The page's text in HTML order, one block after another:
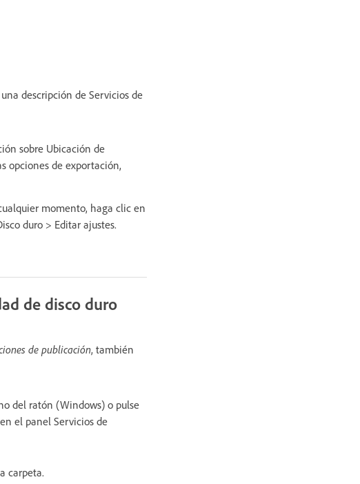
descripción de Servicios de
sobre Ubicación de
opciones de exportación,
momento, haga clic en
duro > Editar ajustes.
de disco duro
de publicación, también
del ratón (Windows) o pulse
el panel Servicios de
carpeta.